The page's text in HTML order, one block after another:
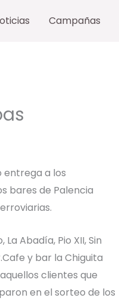
Campañas
entrega a los
bares de Palencia
Abadía, Pio XII, Sin
y bar la Chiguita
clientes que
en el sorteo de los